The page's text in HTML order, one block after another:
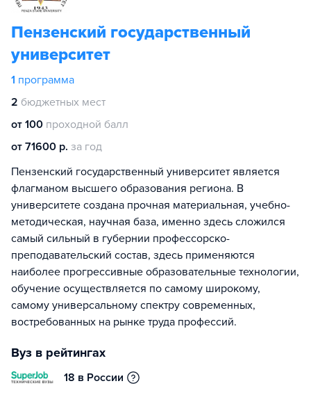
Пензенский государственный
университет
1 программа
2 бюджетных мест
от 100 проходной балл
от 71600 р. за год
Пензенский государственный университет является
флагманом высшего образования региона. В
университете создана прочная материальная, учебно-
методическая, научная база, именно здесь сложился
самый сильный в губернии профессорско-
преподавательский состав, здесь применяются
наиболее прогрессивные образовательные технологии,
обучение осуществляется по самому широкому,
самому универсальному спектру современных,
востребованных на рынке труда профессий.
Вуз в рейтингах
18 в России